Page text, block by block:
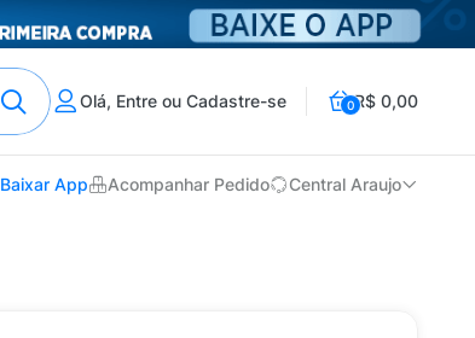
Olá, Entre ou Cadastre-se 0R$ 0,00
Baixar App Acompanhar Pedido Central Araujo